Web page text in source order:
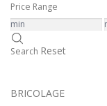
Price Range
Search Reset
BRICOLAGE